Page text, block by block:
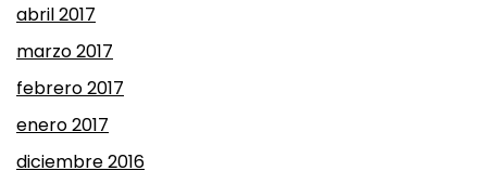
abril 2017
marzo 2017
febrero 2017
enero 2017
diciembre 2016